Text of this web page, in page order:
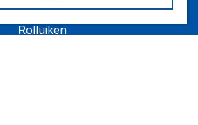
Uitvalschermen
Rolluiken